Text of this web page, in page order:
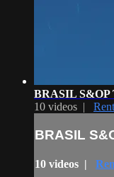
BRASIL S&OP
10 videos |
BRASIL
10 videos |